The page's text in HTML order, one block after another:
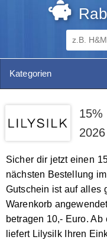
Kategorien
15%
2026
Sicher dir jetzt einen
nächsten Bestellung
Gutschein ist auf alles
Warenkorb
betragen 10,- Euro.
liefert Lilysilk Ihren